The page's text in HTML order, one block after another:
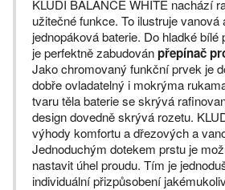
KLUDI BALANCE WHITE nachází
užitečné funkce. To ilustruje vanová
jednopáková baterie. Do hladké bílé
je perfektně zabudovánpřepínač
Jako chromovaný funkční prvek je
dobře ovladatelný i mokrýma
tvaru těla baterie se skrývá
design dovedně skrývá rozetu.
výhody komfortu a dřezových a
Jednoduchým dotekem prstu je
nastavit úhel proudu. Tím je
individuální přizpůsobení